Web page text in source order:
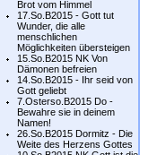
Brot vom Himmel
17.So.B2015 - Gott tut
Wunder, die alle
menschlichen
Möglichkeiten übersteigen
15.So.B2015 NK Von
Dämonen befreien
14.So.B2015 - Ihr seid von
Gott geliebt
7.Osterso.B2015 Do -
Bewahre sie in deinem
Namen!
26.So.B2015 Dormitz - Die
Weite des Herzens Gottes